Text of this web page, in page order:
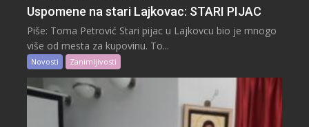
Uspomene na stari Lajkovac: STARI PIJAC
Piše: Toma Petrović Stari pijac u Lajkovcu bio je mnogo
više od mesta za kupovinu. To...
Novosti Zanimljivosti